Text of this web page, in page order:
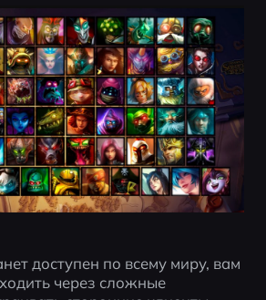
доступен по всему миру, вам
через сложные